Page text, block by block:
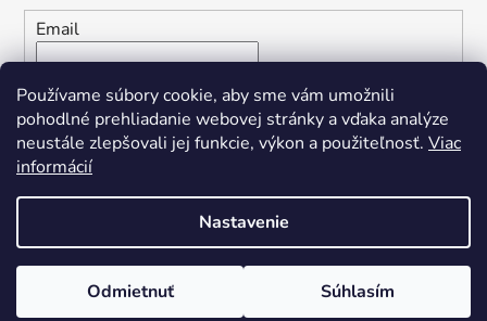
Používame súbory cookie, aby sme vám umožnili
pohodlné prehliadanie webovej stránky a vďaka analýze
neustále zlepšovali jej funkcie, výkon a použiteľnosť. Viac
informácií
Nastavenie
Odmietnuť Súhlasím
Email
Vložením e-mailu súhlasíte s
podmienkami ochrany
osobných údajov
PRIHLÁSIŤ SA
Vytvoril Shoptet
Copyright 2026Yvetten Nails
. Všetky práva vyhradené.